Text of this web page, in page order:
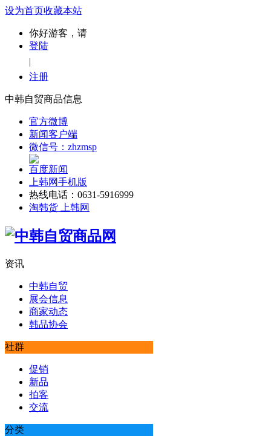
设为首页收藏本站
你好游客，请
登陆
|
注册
中韩自贸商品信息
官方微博
新闻客户端
微信号：zhzmsp
百度新闻
上韩网手机版
热线电话：0631-5916999
淘韩货 上韩网
资讯
中韩自贸
展会信息
商家动态
韩品协会
社群
促销
新品
拍客
交流
分类